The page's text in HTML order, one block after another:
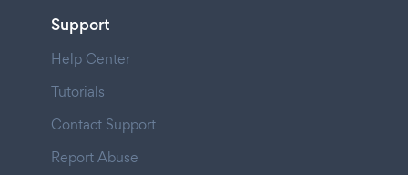
Support
Help Center
Tutorials
Contact Support
Report Abuse